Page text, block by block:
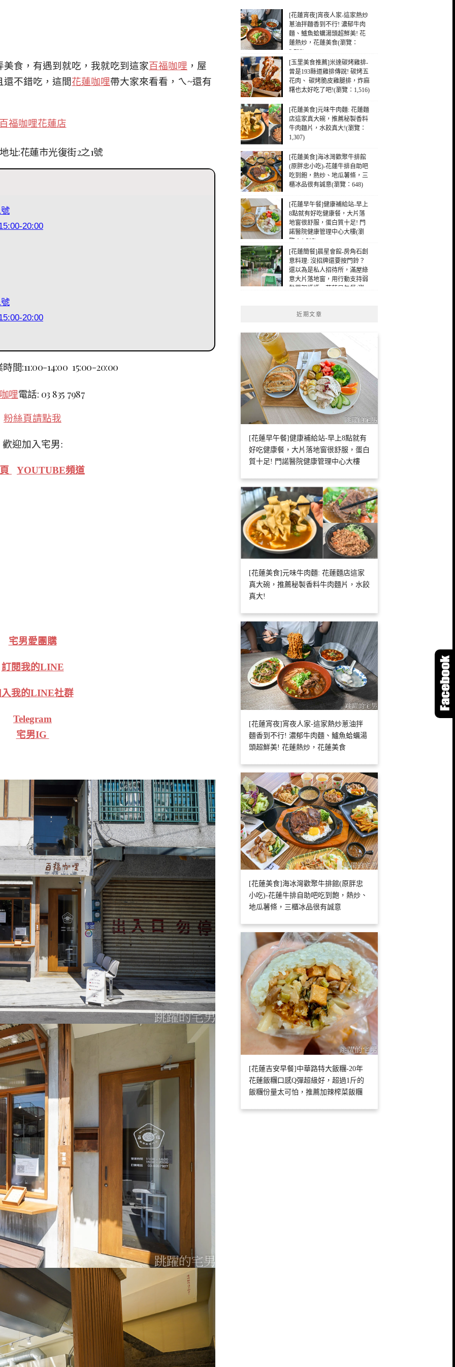
食，有遇到就吃，我就吃到這家百福咖哩 ，屋
不錯吃，這間花蓮咖哩帶大家來看看，ㄟ~還有
福咖哩花蓮店
地址:花蓮市光復街2之1號
20:00
20:00
間:11:00-14:00 15:00-20:00
哩電話: 03 835 7987
粉絲頁請點我
歡迎加入宅男:
YOUTUBE頻道
宅男愛團購
訂閱我的LINE
我的LINE社群
Telegram
宅男IG
[花蓮宵夜]宵夜人家-這家熱炒
蔥油拌麵香到不行! 濃郁牛肉
麵、鱸魚蛤蠣湯頭超鮮美! 花
蓮熱炒，花蓮美食(瀏覽：
3,733)
[玉里美食推薦]米達碳烤雞排-
曾是193縣道雞排傳說! 碳烤五
花肉、 碳烤脆皮雞腿排，炸麻
糬也太好吃了吧!(瀏覽：1,516)
[花蓮美食]元味牛肉麵: 花蓮麵
店這家真大碗，推薦秘製香料
牛肉麵片，水餃真大!(瀏覽：
1,307)
[花蓮美食]海冰灣歡聚牛排館
(原胖忠小吃)-花蓮牛排自助吧
吃到飽，熱炒、地瓜薯條，三
櫃冰品很有誠意(瀏覽：648)
[花蓮早午餐]健康補給站-早上
8點就有好吃健康餐，大片落
地窗很舒服，蛋白質十足! 門
諾醫院健康管理中心大樓(瀏
覽：1,505)
[花蓮簡餐]晨星會館-房角石創
意料理: 沒招牌還要按門鈴？
還以為是私人招待所，滿屋綠
意大片落地窗，用行動支持弱
勢單親媽媽，花蓮早午餐(瀏
近期文章
[花蓮早午餐]健康補給站-早上8點就有
好吃健康餐，大片落地窗很舒服，蛋白
質十足! 門諾醫院健康管理中心大樓
[花蓮美食]元味牛肉麵: 花蓮麵店這家
真大碗，推薦秘製香料牛肉麵片，水餃
真大!
[花蓮宵夜]宵夜人家-這家熱炒蔥油拌
麵香到不行! 濃郁牛肉麵、鱸魚蛤蠣湯
頭超鮮美! 花蓮熱炒，花蓮美食
[花蓮美食]海冰灣歡聚牛排館(原胖忠
小吃)-花蓮牛排自助吧吃到飽，熱炒、
地瓜薯條，三櫃冰品很有誠意
[花蓮吉安早餐]中華路特大飯糰-20年
花蓮飯糰口感Q彈超級好，超過1斤的
飯糰份量太可怕，推薦加辣榨菜飯糰